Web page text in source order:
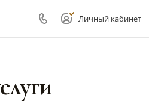
Личный кабинет